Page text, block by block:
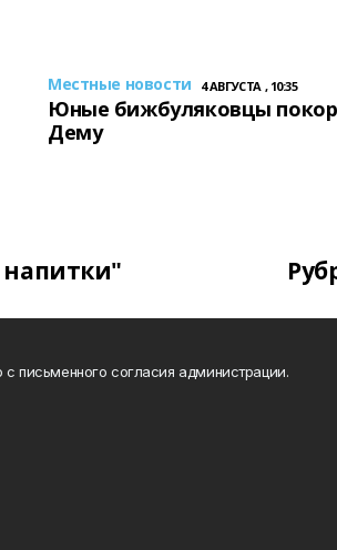
Местные новости 4 АВГУСТА , 10:35
Юные бижбуляковцы
Дему
напитки"
письменного согласия администрации.